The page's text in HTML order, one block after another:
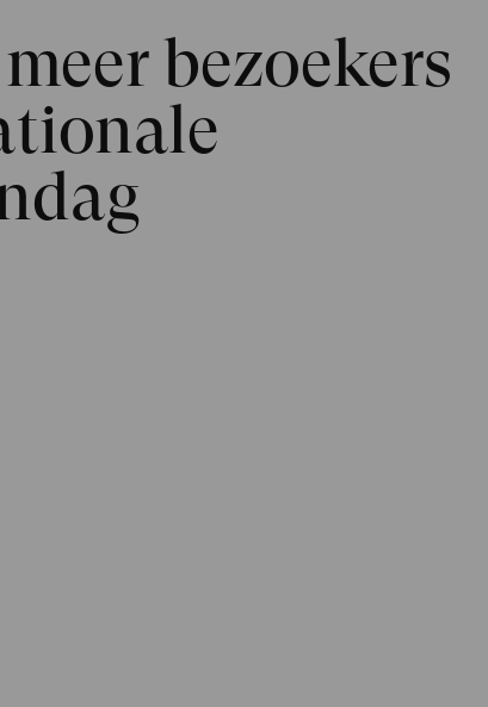
bezoekers